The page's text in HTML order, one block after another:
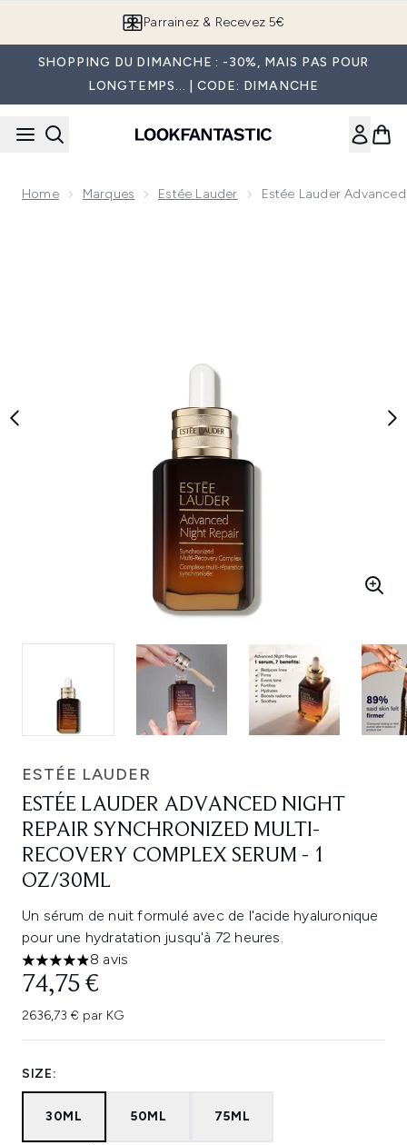
Parrainez & Recevez 5€
SHOPPING DU DIMANCHE : -30%, MAIS PAS POUR
LONGTEMPS... | CODE: DIMANCHE
Home Marques Estée Lauder Estée Lauder
ESTÉE LAUDER
ESTÉE LAUDER ADVANCED NIGHT
REPAIR SYNCHRONIZED MULTI-
RECOVERY COMPLEX SERUM - 1
OZ/30ML
Un sérum de nuit formulé avec de l'acide hyaluronique
pour une hydratation jusqu'à 72 heures.
4.88 étoiles sur un maximum de 5
8 avis
74,75 €
2636,73 € par KG
SIZE:
30ML 50ML 75ML